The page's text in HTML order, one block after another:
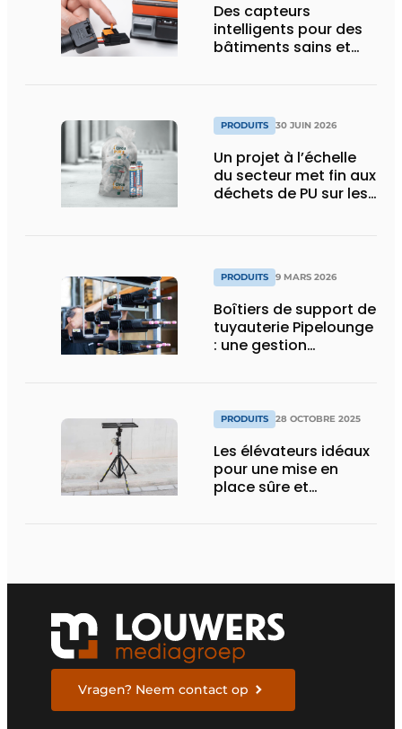
Des capteurs
intelligents pour des
bâtiments sains et
PRODUITS 30 JUIN 2026
Un projet à l’échelle
du secteur met fin aux
déchets de PU sur les
PRODUITS 9 MARS 2026
Boîtiers de support de
tuyauterie Pipelounge
: une gestion
rapide et plus soignée
PRODUITS 28 OCTOBRE 2025
Les élévateurs idéaux
pour une mise en
place sûre et
Vragen? Neem contact op